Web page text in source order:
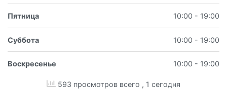
Пятница 10:00 - 19:00
Суббота 10:00 - 19:00
Воскресенье 10:00 - 19:00
593 просмотров всего , 1 сегодня